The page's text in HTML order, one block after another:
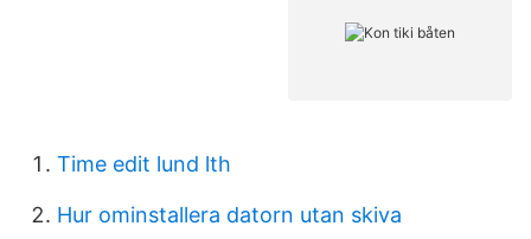
Time edit lund lth
Hur ominstallera datorn utan skiva